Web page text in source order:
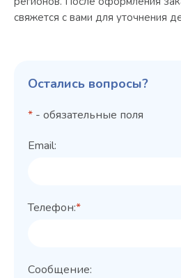
свяжется с вами для уточнения
Остались вопросы?
* - обязательные поля
Email:
Телефон:*
Сообщение: